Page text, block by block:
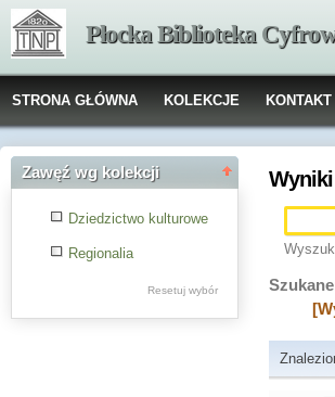
Płocka Biblioteka
STRONA GŁÓWNA KOLEKCJE KONTAKT
Zawęź wg kolekcji
Dziedzictwo kulturowe
Regionalia
Resetuj wybór